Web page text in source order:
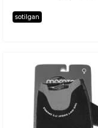
sotilgan